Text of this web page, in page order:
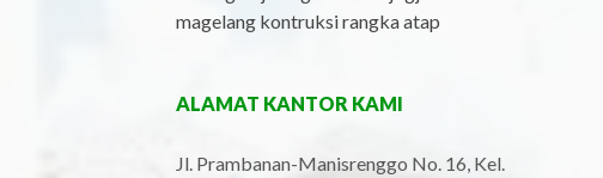
magelang kontruksi rangka atap
ALAMAT KANTOR KAMI
Jl. Prambanan-Manisrenggo No. 16, Kel.